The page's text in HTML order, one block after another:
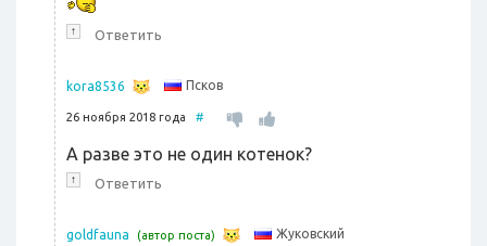
↑ Ответить
kora8536 Псков
26 ноября 2018 года #
А разве это не один котенок?
↑ Ответить
goldfauna (автор поста) Жуковский